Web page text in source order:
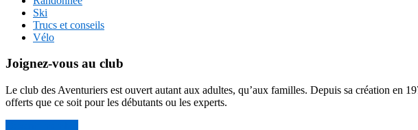
Ski
Trucs et conseils
Vélo
Joignez-vous au club
Le club des Aventuriers est ouvert autant aux adultes, qu’aux familles. Depuis sa création en
offerts que ce soit pour les débutants ou les experts.